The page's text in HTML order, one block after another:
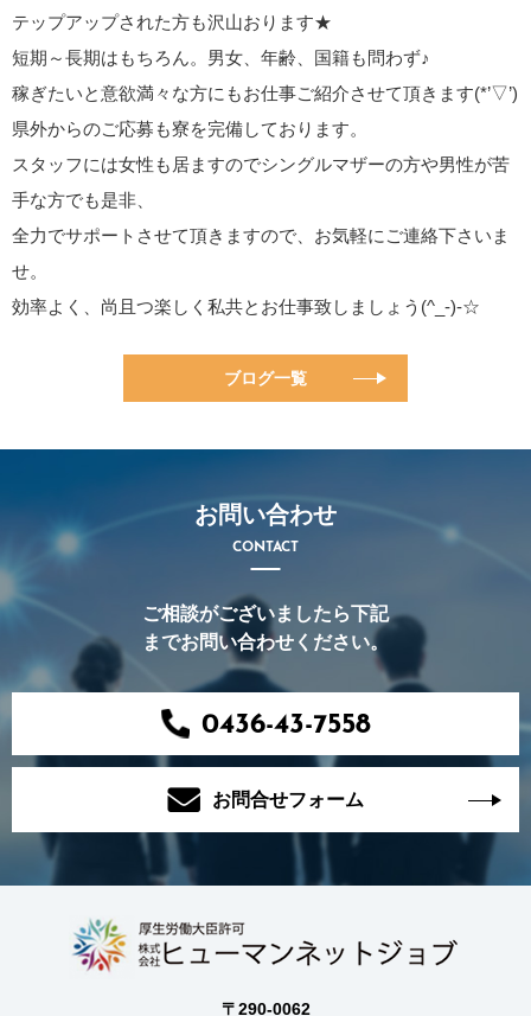
テップアップされた方も沢山おります★
短期～長期はもちろん。男女、年齢、国籍も問わず♪
稼ぎたいと意欲満々な方にもお仕事ご紹介させて頂きます(*’▽’)
県外からのご応募も寮を完備しております。
スタッフには女性も居ますのでシングルマザーの方や男性が苦
手な方でも是非、
全力でサポートさせて頂きますので、お気軽にご連絡下さいま
せ。
効率よく、尚且つ楽しく私共とお仕事致しましょう(^_-)-☆
ブログ一覧
お問い合わせ
CONTACT
ご相談がございましたら下記
までお問い合わせください。
0436-43-7558
お問合せフォーム
〒290-0062